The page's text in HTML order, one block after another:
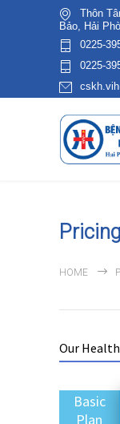
Thôn
Bảo, Hải
0225-
0225-
HOME
Our
Basic
Plan